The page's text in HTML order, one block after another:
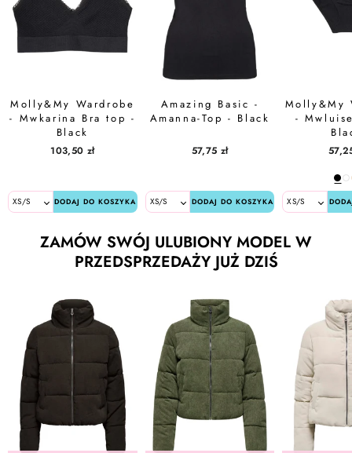
Molly&My Wardrobe
- Mwkarina Bra top -
Black
103,50 zł
DODAJ DO KOSZYKA
Amazing Basic -
Amanna-Top - Black
57,75 zł
DODAJ DO KOSZYKA
Molly&My
-
ZAMÓW SWÓJ ULUBIONY MODEL W
PRZEDSPRZEDAŻY JUŻ DZIŚ